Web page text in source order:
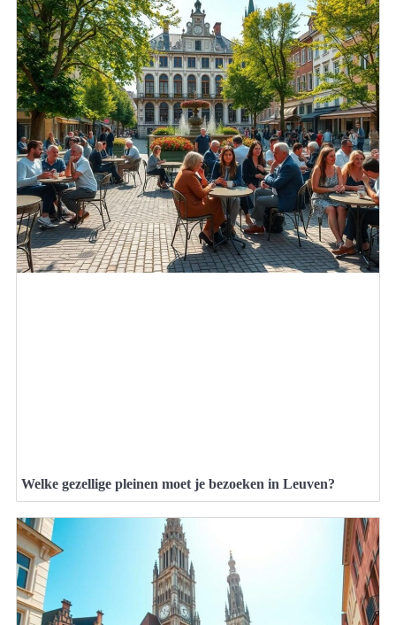
Welke gezellige pleinen moet je bezoeken in Leuven?